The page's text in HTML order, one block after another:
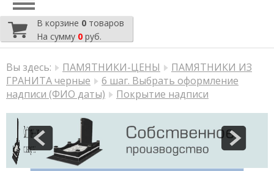
В корзине 0 товаров
На сумму 0 руб.
Вы здесь: ПАМЯТНИКИ-ЦЕНЫ
ПАМЯТНИКИ ИЗ
ГРАНИТА черные
6 шаг. Выбрать оформление
надписи (ФИО даты)
Покрытие надписи